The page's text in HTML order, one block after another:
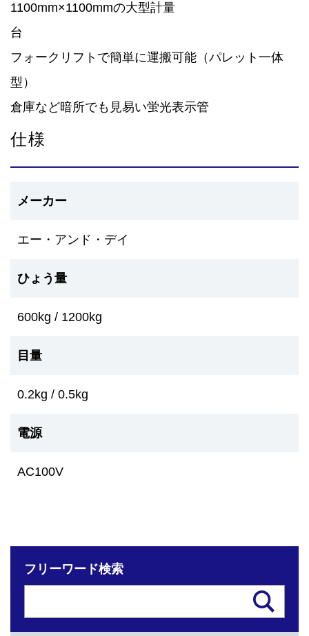
1100mm×1100mmの大型計量
フォークリフトで簡単に運搬可能（パレット一体
型）
倉庫など暗所でも見易い蛍光表示管
仕様
メーカー
エー・アンド・デイ
ひょう量
600kg / 1200kg
目量
0.2kg / 0.5kg
電源
AC100V
フリーワード検索